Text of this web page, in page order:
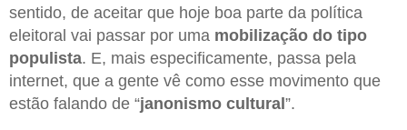
sentido, de aceitar que hoje boa parte da política
eleitoral vai passar por uma mobilização do tipo
populista. E, mais especificamente, passa pela
internet, que a gente vê como esse movimento que
estão falando de “janonismo cultural”.